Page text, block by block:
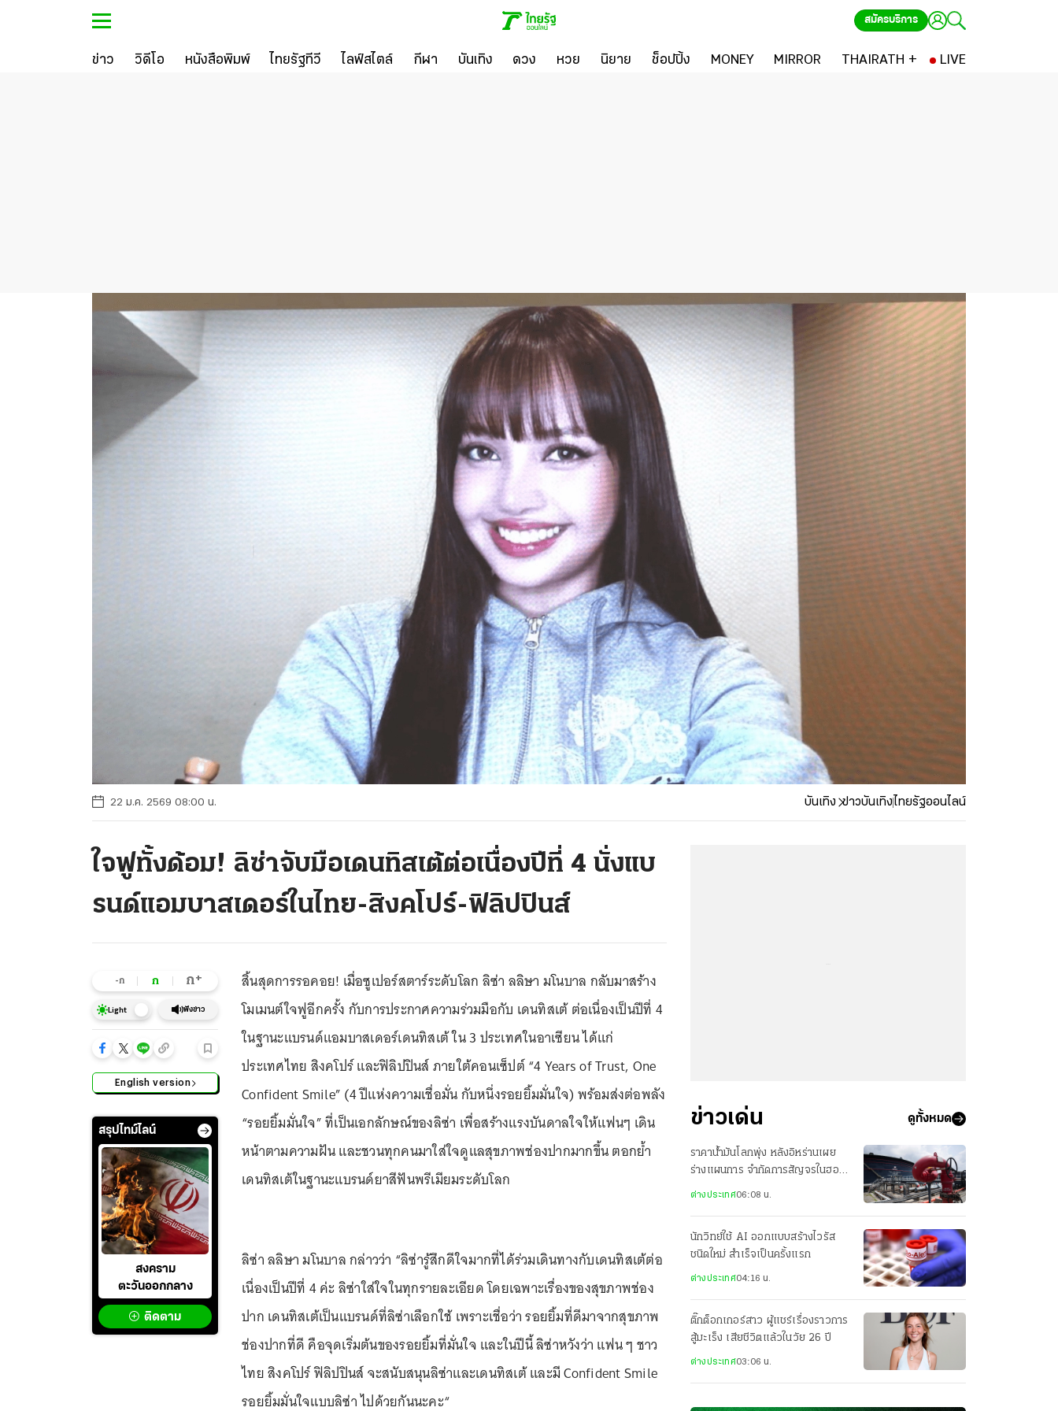
สมัครบริการ
ข่าว วิดีโอ หนังสือพิมพ์ ไทยรัฐทีวี ไลฟ์สไตล์ กีฬา บันเทิง ดวง หวย นิยาย ช็อปปิ้ง MONEY MIRROR THAIRATH + LIVE
22 ม.ค. 2569 08:00 น. บันเทิง ข่าวบันเทิงไทยรัฐออนไลน์
ใจฟูทั้งด้อม! ลิซ่าจับมือเดนทิสเต้ต่อเนื่องปีที่ 4 นั่งแบ
รนด์แอมบาสเดอร์ในไทย-สิงคโปร์-ฟิลิปปินส์
-ก ก ก+
Light ฟังข่าว
English version
สรุปไทม์ไลน์
สงคราม
ตะวันออกกลาง
ติดตาม
สิ้นสุดการรอคอย! เมื่อซูเปอร์สตาร์ระดับโลก ลิซ่า ลลิษา มโนบาล กลับมาสร้าง
โมเมนต์ใจฟูอีกครั้ง กับการประกาศความร่วมมือกับ เดนทิสเต้ ต่อเนื่องเป็นปีที่ 4
ในฐานะแบรนด์แอมบาสเดอร์เดนทิสเต้ ใน 3 ประเทศในอาเซียน ได้แก่
ประเทศไทย สิงคโปร์ และฟิลิปปินส์ ภายใต้คอนเซ็ปต์ “4 Years of Trust, One
Confident Smile” (4 ปีแห่งความเชื่อมั่น กับหนึ่งรอยยิ้มมั่นใจ) พร้อมส่งต่อพลัง
“รอยยิ้มมั่นใจ” ที่เป็นเอกลักษณ์ของลิซ่า เพื่อสร้างแรงบันดาลใจให้แฟนๆ เดิน
หน้าตามความฝัน และชวนทุกคนมาใส่ใจดูแลสุขภาพช่องปากมากขึ้น ตอกย้ำ
เดนทิสเต้ในฐานะแบรนด์ยาสีฟันพรีเมียมระดับโลก
ลิซ่า ลลิษา มโนบาล กล่าวว่า “ลิซ่ารู้สึกดีใจมากที่ได้ร่วมเดินทางกับเดนทิสเต้ต่อ
เนื่องเป็นปีที่ 4 ค่ะ ลิซ่าใส่ใจในทุกรายละเอียด โดยเฉพาะเรื่องของสุขภาพช่อง
ปาก เดนทิสเต้เป็นแบรนด์ที่ลิซ่าเลือกใช้ เพราะเชื่อว่า รอยยิ้มที่ดีมาจากสุขภาพ
ช่องปากที่ดี คือจุดเริ่มต้นของรอยยิ้มที่มั่นใจ และในปีนี้ ลิซ่าหวังว่า แฟน ๆ ชาว
ไทย สิงคโปร์ ฟิลิปปินส์ จะสนับสนุนลิซ่าและเดนทิสเต้ และมี Confident Smile
รอยยิ้มมั่นใจแบบลิซ่า ไปด้วยกันนะคะ“
ข่าวเด่น ดูทั้งหมด
ราคาน้ำมันโลกพุ่ง หลังอิหร่านเผย
ร่างแผนการ จำกัดการสัญจรในฮอร์
มุซ
ต่างประเทศ06:08 น.
นักวิทย์ใช้ AI ออกแบบสร้างไวรัส
ชนิดใหม่ สำเร็จเป็นครั้งแรก
ต่างประเทศ04:16 น.
ติ๊กต็อกเกอร์สาว ผู้แชร์เรื่องราวการ
สู้มะเร็ง เสียชีวิตแล้วในวัย 26 ปี
ต่างประเทศ03:06 น.